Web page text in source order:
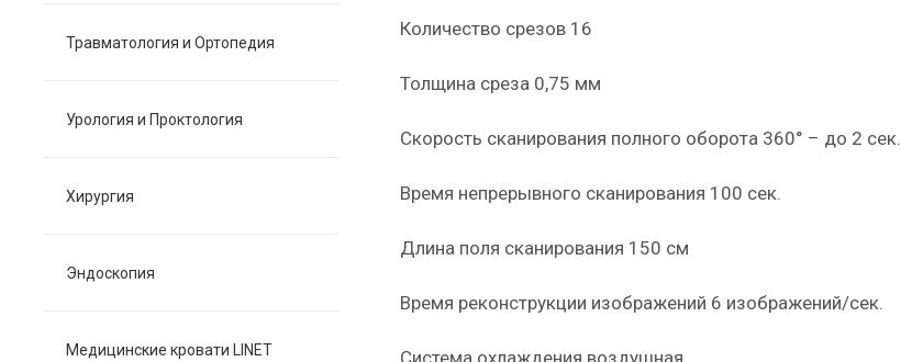
Количество срезов 16
Толщина среза 0,75 мм
Скорость сканирования полного оборота 360° – до 2 сек.
Время непрерывного сканирования 100 сек.
Длина поля сканирования 150 см
Время реконструкции изображений 6 изображений/сек.
Система охлаждения воздушная
Травматология и Ортопедия
Урология и Проктология
Хирургия
Эндоскопия
Медицинские кровати LINET